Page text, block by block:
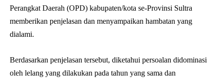
Perangkat Daerah (OPD) kabupaten/kota se-Provinsi Sultra
memberikan penjelasan dan menyampaikan hambatan yang
dialami.
Berdasarkan penjelasan tersebut, diketahui persoalan didominasi
oleh lelang yang dilakukan pada tahun yang sama dan